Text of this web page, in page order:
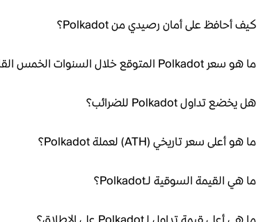
كيف أحافظ على أمان رصيدي من Polkadot؟
ما هو سعر Polkadot المتوقع خلال السنوات الخمس القادمة؟
هل يخضع تداول Polkadot للضرائب؟
ما هو أعلى سعر تاريخي (ATH) لعملة Polkadot؟
ما هي القيمة السوقية لـPolkadot؟